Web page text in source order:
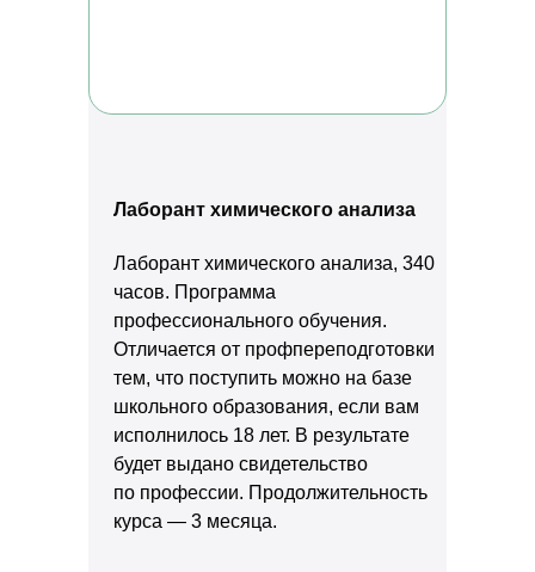
Лаборант химического анализа, 340
часов. Программа
профессионального обучения.
Отличается от профпереподготовки
тем, что поступить можно на базе
школьного образования, если вам
исполнилось 18 лет. В результате
будет выдано свидетельство
по профессии. Продолжительность
курса — 3 месяца.
Лаборант химического анализа